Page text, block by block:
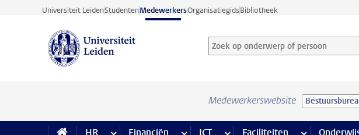
Ga direct naar de inhoud
Universiteit LeidenStudentenMedewerkersOrganisatiegidsBibliotheek
Zoek op onderwerp of persoon en
Zoekterm
Medewerkerswebsite
HR Financiën ICT Faciliteiten